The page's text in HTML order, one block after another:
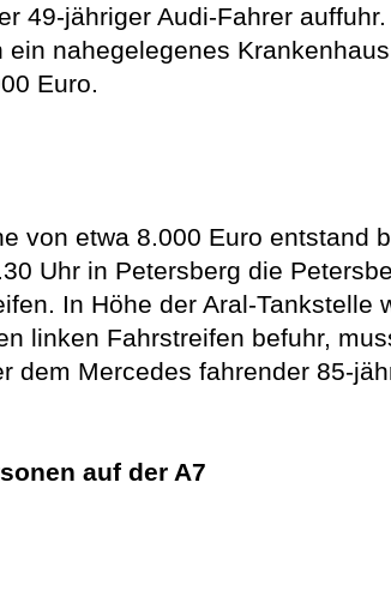
49-jähriger Audi-Fahrer
nahegelegenes
Euro.
von etwa 8.000 Euro entstand
Uhr in Petersberg die
In Höhe der Aral-
linken Fahrstreifen befuhr,
dem Mercedes fahrender 85-
auf der A7